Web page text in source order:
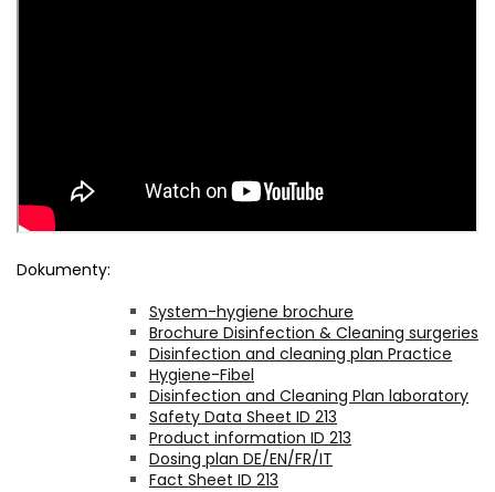
Dokumenty:
System-hygiene brochure
Brochure Disinfection & Cleaning surgeries
Disinfection and cleaning plan Practice
Hygiene-Fibel
Disinfection and Cleaning Plan laboratory
Safety Data Sheet ID 213
Product information ID 213
Dosing plan DE/EN/FR/IT
Fact Sheet ID 213